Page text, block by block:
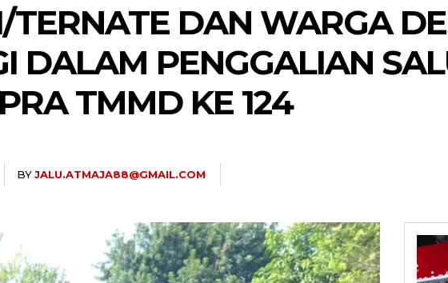
TERNATE DAN WARGA
DALAM PENGGALIAN
TMMD KE 124
BYJALU.ATMAJA88@GMAIL.COM